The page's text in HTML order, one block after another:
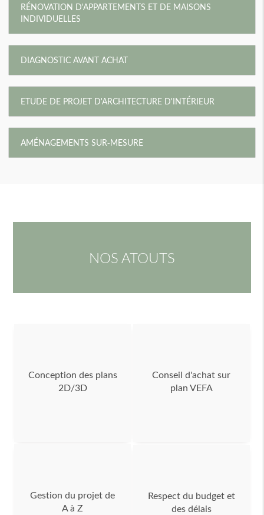
RÉNOVATION D'APPARTEMENTS ET DE MAISONS
INDIVIDUELLES
DIAGNOSTIC AVANT ACHAT
ETUDE DE PROJET D'ARCHITECTURE D'INTÉRIEUR
AMÉNAGEMENTS SUR-MESURE
NOS ATOUTS
Conception des plans
2D/3D
Conseil d'achat sur
plan VEFA
Gestion du projet de
A à Z
Respect du budget et
des délais